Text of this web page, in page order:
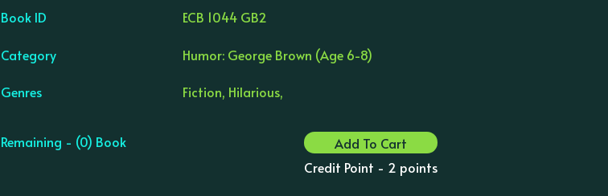
Book ID ECB 1044 GB2
Category Humor: George Brown (Age 6-8)
Genres Fiction, Hilarious,
Remaining - (0) Book
Add To Cart
Credit Point - 2 points